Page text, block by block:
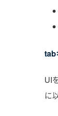
tab
UI
に